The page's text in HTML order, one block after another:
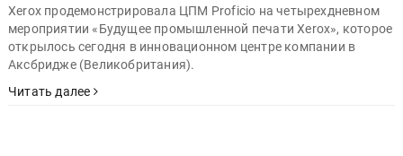
Xerox продемонстрировала ЦПМ Proficio на четырехдневном
мероприятии «Будущее промышленной печати Xerox», которое
открылось сегодня в инновационном центре компании в
Аксбридже (Великобритания).
Читать далее